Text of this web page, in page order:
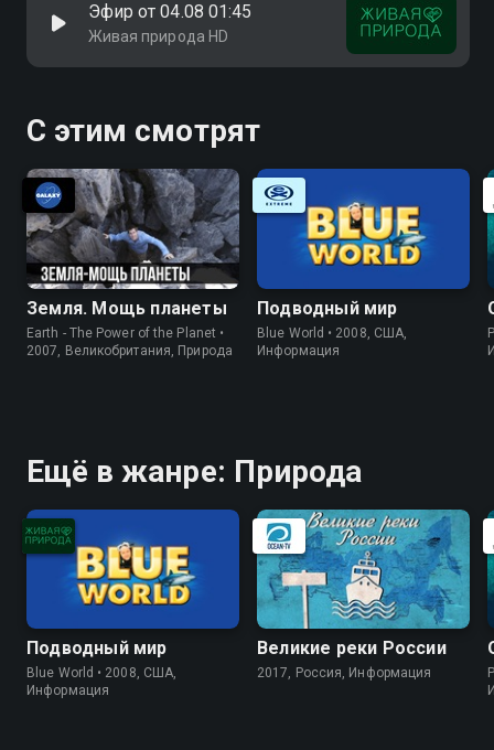
Эфир от 04.08 01:45
Живая природа HD
С этим смотрят
Земля. Мощь планеты
Earth - The Power of the Planet •
2007, Великобритания, Природа
Подводный мир
Blue World • 2008, США,
Информация
Ещё в жанре: Природа
Подводный мир
Blue World • 2008, США,
Информация
Великие реки России
2017, Россия, Информация